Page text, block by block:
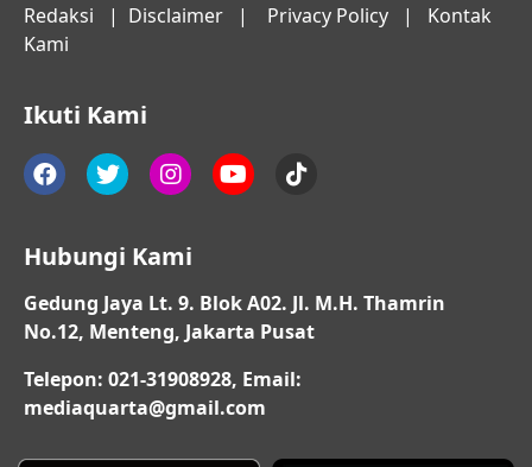
Redaksi | Disclaimer | Privacy Policy | Kontak
Kami
Ikuti Kami
Hubungi Kami
Gedung Jaya Lt. 9. Blok A02. Jl. M.H. Thamrin
No.12, Menteng, Jakarta Pusat
Telepon: 021-31908928, Email:
mediaquarta@gmail.com